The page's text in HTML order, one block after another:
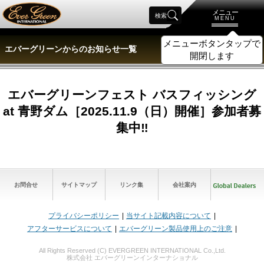
メニュー
MENU
メニューボタンタップで
開閉します
検索
エバーグリーンからのお知らせ一覧
エバーグリーンフェスト バスフィッシング
at 青野ダム［2025.11.9（日）開催］参加者募
集中‼︎
お問合せ サイトマップ リンク集 会社案内
プライバシーポリシー
当サイト記載内容について
アフターサービスについて
エバーグリーン製品使用上のご注意
All Rights Reserved (C) EVERGREEN INTERNATIONAL Co.,Ltd.
株式会社 エバーグリーンインターナショナル